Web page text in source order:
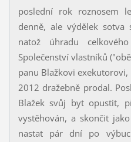
poslední rok roznosem
denně, ale výdělek sotva
natož úhradu
Společenství vlastníků
panu Blažkovi
2012 dražebně prodal.
Blažek svůj byt opustit,
vystěhován, a skončit
nastat pár dní po